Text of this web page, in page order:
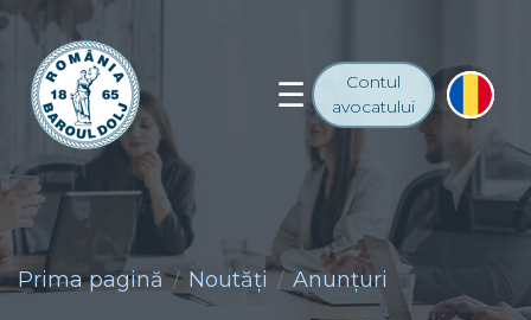
Contul
avocatului
Prima pagină Noutăţi Anunţuri